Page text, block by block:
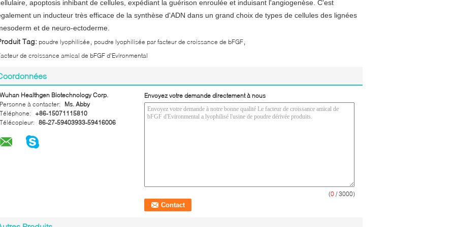
apoptosis inhibant de cellules, expédiant la guérison enroulée et induisant l'angiogenèse. C'est
un inducteur très efficace de la synthèse d'ADN dans un grand choix de types de cellules des lignées
et de neuro-ectoderme.
Tag: poudre lyophilisée poudre lyophilisée par facteur de croissance de bFGF
de croissance amical de bFGF d'Evironmental
Wuhan Healthgen Biotechnology Corp.
Personne à contacter:
Ms. Abby
Téléphone:
+86-15071115810
Télécopieur: 86-27-59403933-59416006
Envoyez votre demande directement à nous
(0 / 3000)